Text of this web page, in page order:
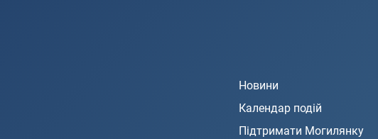
Новини
Календар подій
Підтримати Могилянку